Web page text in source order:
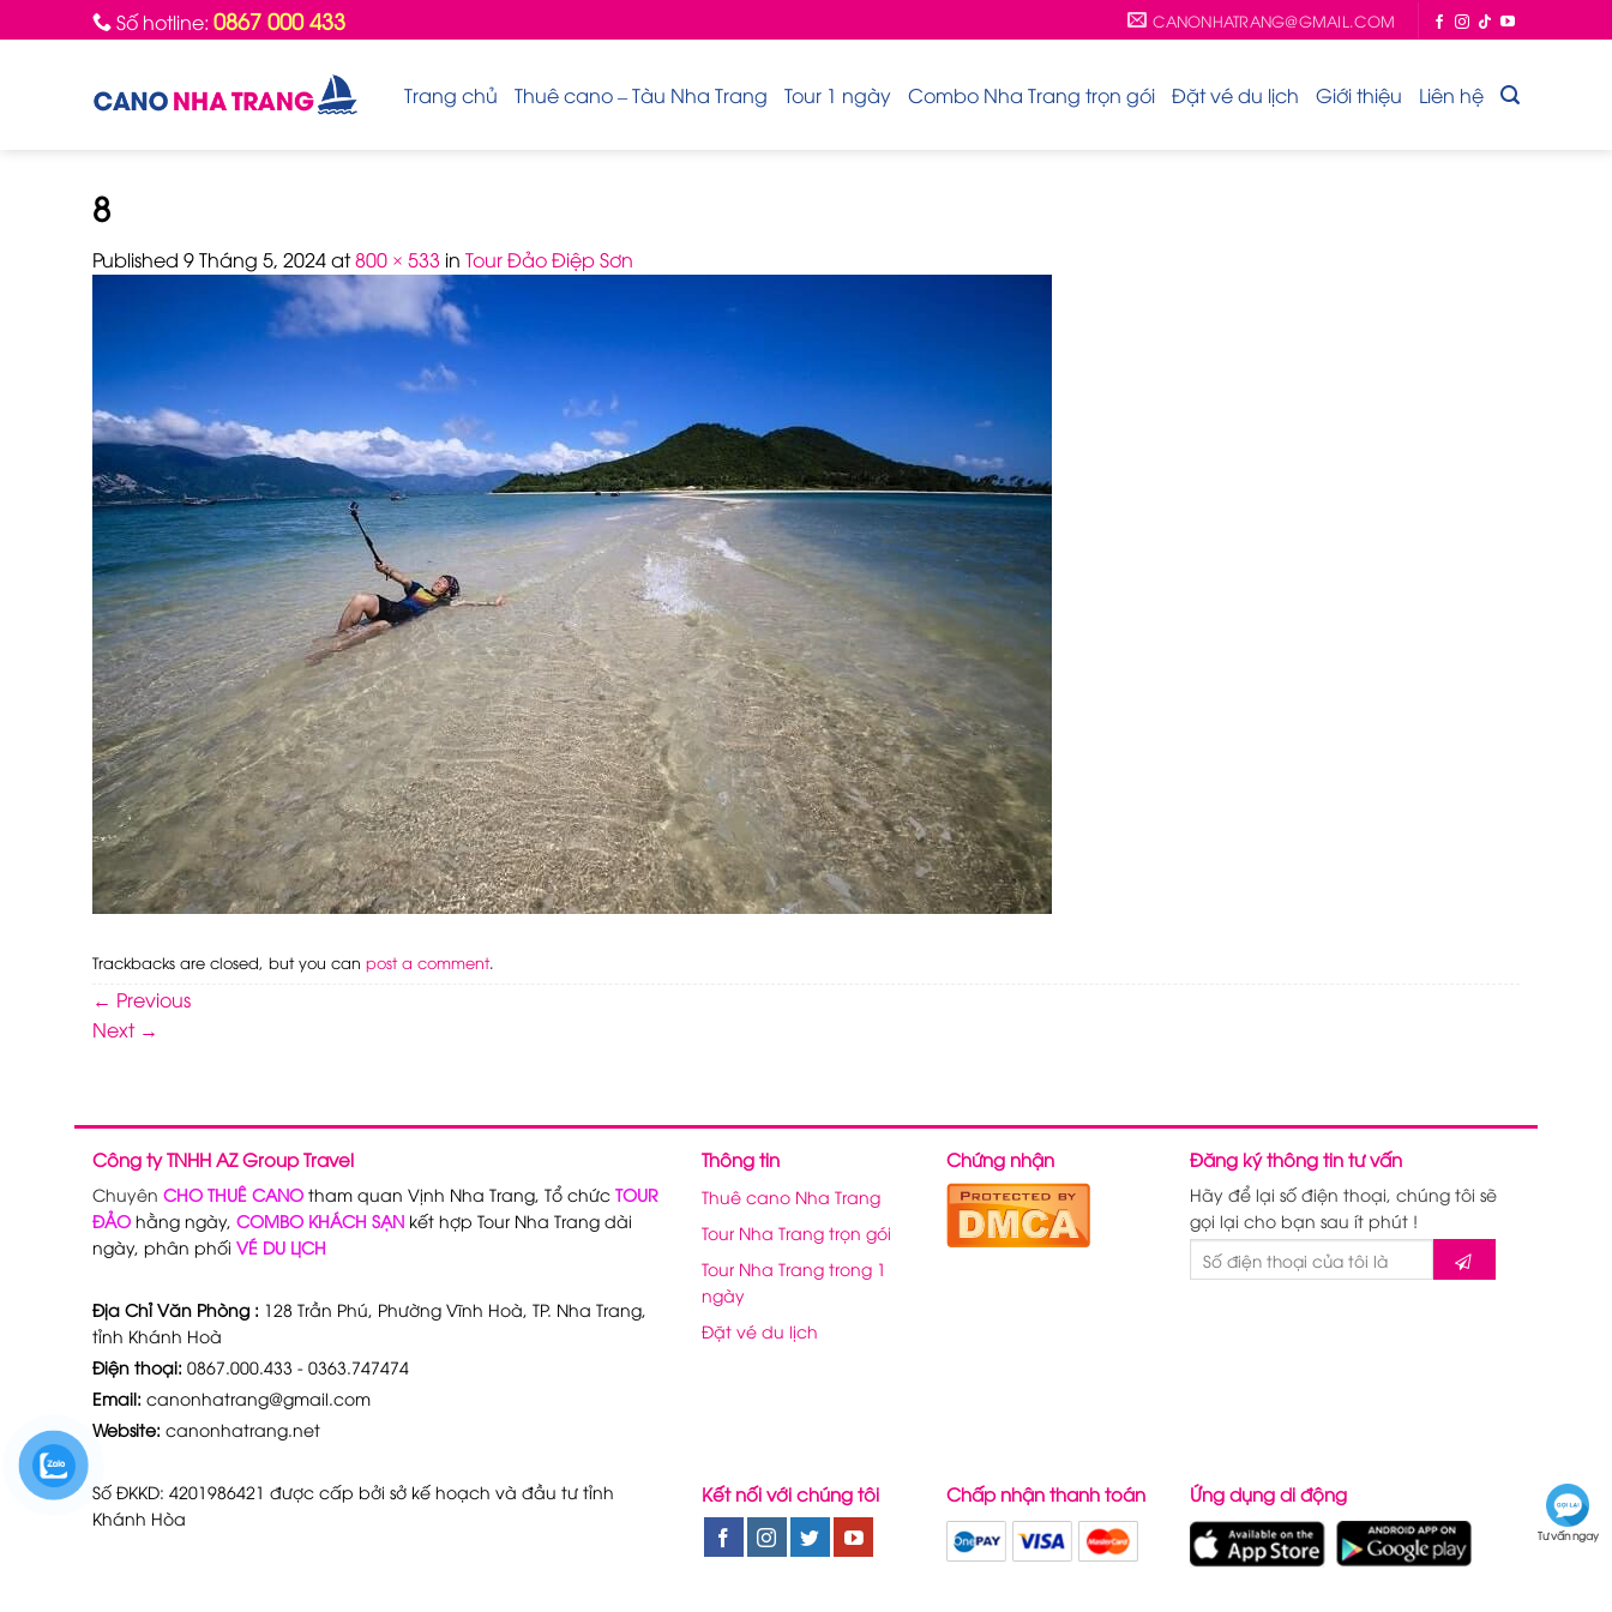
to
Số hotline: 0867 000 433 CANONHATRANG@GMAIL.COM
Trang chủ Thuê cano – Tàu Nha Trang Tour 1 ngày Combo Nha Trang trọn gói Đặt vé du lịch Giới thiệu Liên hệ
8
Published 9 Tháng 5, 2024at800 × 533 in Tour Đảo Điệp Sơn
Trackbacks are closed, but you can post a comment.
← Previous
Next →
Công ty TNHH AZ Group Travel
Chuyên CHO THUÊ CANO tham quan Vịnh Nha Trang, Tổ chức TOUR
ĐẢO hằng ngày, COMBO KHÁCH SẠN kết hợp Tour Nha Trang dài
ngày, phân phối VÉ DU LỊCH
Địa Chỉ Văn Phòng : 128 Trần Phú, Phường Vĩnh Hoà, TP. Nha Trang,
tỉnh Khánh Hoà
Điện thoại: 0867.000.433 - 0363.747474
Email: canonhatrang@gmail.com
Website: canonhatrang.net
Thông tin
Thuê cano Nha Trang
Tour Nha Trang trọn gói
Tour Nha Trang trong 1
ngày
Đặt vé du lịch
Chứng nhận Đăng ký thông tin tư vấn
Hãy để lại số điện thoại, chúng tôi sẽ
gọi lại cho bạn sau ít phút !
Số ĐKKD: 4201986421 được cấp bởi sở kế hoạch và đầu tư tỉnh
Khánh Hòa
Kết nối với chúng tôi Chấp nhận thanh toán Ứng dụng di động
Tư vấn ngay